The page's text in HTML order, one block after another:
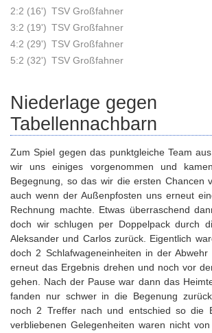
2:2 (16') TSV Großfahner
3:2 (19') TSV Großfahner
4:2 (29') TSV Großfahner
5:2 (32') TSV Großfahner
Niederlage gegen
Tabellennachbarn
Zum Spiel gegen das punktgleiche Team
wir uns einiges vorgenommen und
Begegnung, so das wir die ersten Chancen
auch wenn der Außenpfosten uns erneut
Rechnung machte. Etwas überraschend
doch wir schlugen per Doppelpack durch
Aleksander und Carlos zurück. Eigentlich
doch 2 Schlafwageneinheiten in der
erneut das Ergebnis drehen und noch vor
gehen. Nach der Pause war dann das
fanden nur schwer in die Begenung
noch 2 Treffer nach und entschied so die
verbliebenen Gelegenheiten waren nicht